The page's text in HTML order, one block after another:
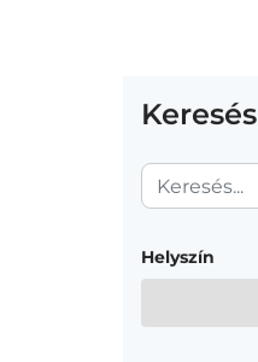
Keresés
Helyszín